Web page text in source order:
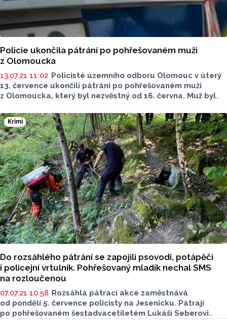
Policie ukončila pátrání po pohřešovaném muži
z Olomoucka
13.07.21 11:02 Policisté územního odboru Olomouc v úterý
13. července ukončili pátrání po pohřešovaném muži
z Olomoucka, který byl nezvěstný od 16. června. Muž byl
Krimi
Do rozsáhlého pátrání se zapojili psovodi, potápěči
i policejní vrtulník. Pohřešovaný mladík nechal SMS
na rozloučenou
07.07.21 10:58 Rozsáhlá pátrací akce zaměstnává
od pondělí 5. července policisty na Jesenicku. Pátrají
po pohřešovaném šestadvacetiletém Lukáši Seberovi